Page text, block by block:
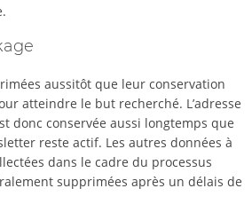
aussitôt que leur conservation
atteindre le but recherché. L’adresse
donc conservée aussi longtemps que
reste actif. Les autres données à
dans le cadre du processus
supprimées après un délais de